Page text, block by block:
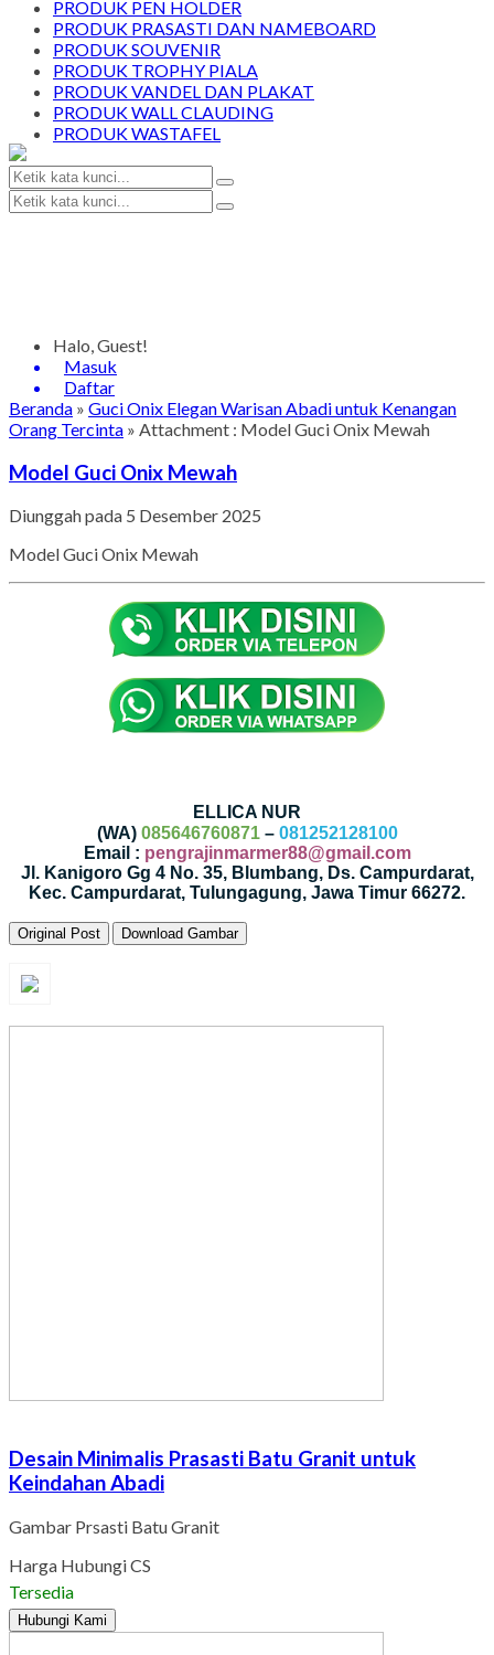
PRODUK PEN HOLDER
PRODUK PRASASTI DAN NAMEBOARD
PRODUK SOUVENIR
PRODUK TROPHY PIALA
PRODUK VANDEL DAN PLAKAT
PRODUK WALL CLAUDING
PRODUK WASTAFEL
Halo, Guest!
Masuk
Daftar
Beranda » Guci Onix Elegan Warisan Abadi untuk Kenangan
Orang Tercinta » Attachment : Model Guci Onix Mewah
Model Guci Onix Mewah
Diunggah pada 5 Desember 2025
Model Guci Onix Mewah
ELLICA NUR
(WA) 085646760871– 081252128100
Email : pengrajinmarmer88@gmail.com
Jl. Kanigoro Gg 4 No. 35, Blumbang, Ds. Campurdarat,
Kec. Campurdarat, Tulungagung, Jawa Timur 66272.
Original Post Download Gambar
Desain Minimalis Prasasti Batu Granit untuk
Keindahan Abadi
Gambar Prsasti Batu Granit
Harga Hubungi CS
Tersedia
Hubungi Kami